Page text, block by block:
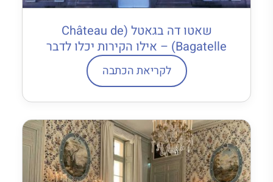
שאטו דה בגאטל (Château de
Bagatelle) – אילו הקירות יכלו לדבר
לקריאת הכתבה